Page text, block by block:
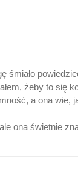
śmiało
żeby to się
a ona wie,
ona świetnie